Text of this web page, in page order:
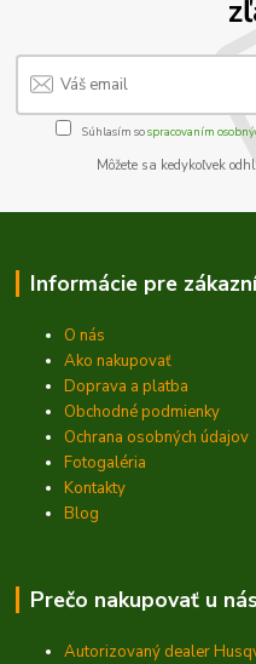
Súhlasím sospracovaním
Môžete sa kedykoľvek
Informácie pre
O nás
Ako nakupovať
Doprava a platba
Obchodné podmienky
Ochrana osobných údajov
Fotogaléria
Kontakty
Blog
Prečo nakupovať u
Autorizovaný dealer